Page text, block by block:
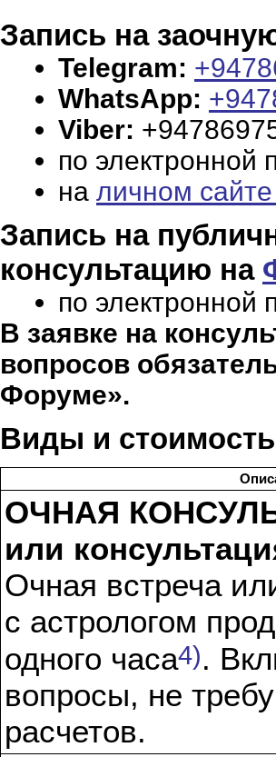
Запись на
Telegram:
WhatsApp:
Viber:
по электронной
на личном
Запись на
консультацию на
по электронной
В заявке на
вопросов
Форуме».
Виды и стоимость
ОЧНАЯ
или
Очная встреча
с астрологом
одного часа4).
вопросы, не
расчетов.